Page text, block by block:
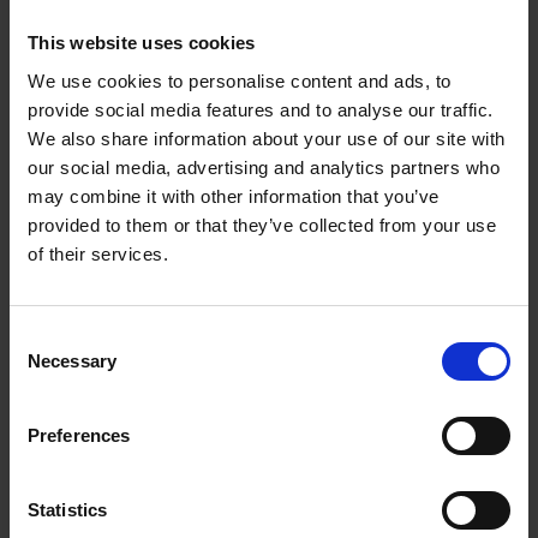
This website uses cookies
We use cookies to personalise content and ads, to
provide social media features and to analyse our traffic.
We also share information about your use of our site with
our social media, advertising and analytics partners who
may combine it with other information that you’ve
provided to them or that they’ve collected from your use
of their services.
Selection
Necessary
Preferences
Statistics
Vidta alltid försiktighet vid programstart. Det är
alltid användaren som startar maskinen som
ansvarar för säkerheten.
Oavsett vem som har skapat NC-program så
åligger det användaren att förvissa sig om att
maskinen kan startas säkert.
Det totala ansvaret ligger följaktligen på
användaren som startar utrustningen.
skador orsakat av NC-program.
Always take care when starting a NC program. It is
responsible for safety.
Regardless of who has created the NC program, it
is the user’s responsibility to make sure that the
machine can start safely.